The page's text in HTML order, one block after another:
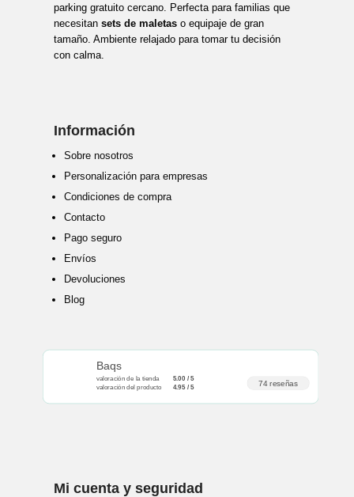
parking gratuito cercano. Perfecta para familias que
necesitan sets de maletaso equipaje de gran
tamaño. Ambiente relajado para tomar tu decisión
con calma.
Información
Sobre nosotros
Personalización para empresas
Condiciones de compra
Contacto
Pago seguro
Envíos
Devoluciones
Blog
Baqs
valoración de la tienda 5.00 / 5
valoración del producto 4.95 / 5 74 reseñas
Mi cuenta y seguridad